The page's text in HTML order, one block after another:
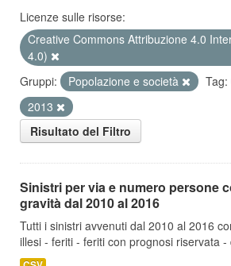
Licenze sulle risorse:
Creative Commons Attribuzione 4.0
4.0)
Gruppi:
Popolazione e società Tag:
2013
Risultato del Filtro
Sinistri per via e numero persone
gravità dal 2010 al 2016
Tutti i sinistri avvenuti dal 2010 al 2016
illesi - feriti - feriti con prognosi riservata -